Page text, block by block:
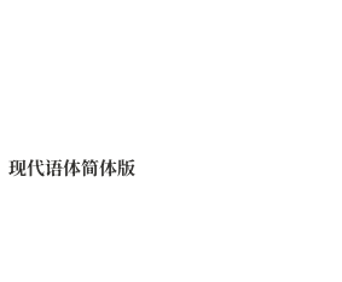
现代语体简体版